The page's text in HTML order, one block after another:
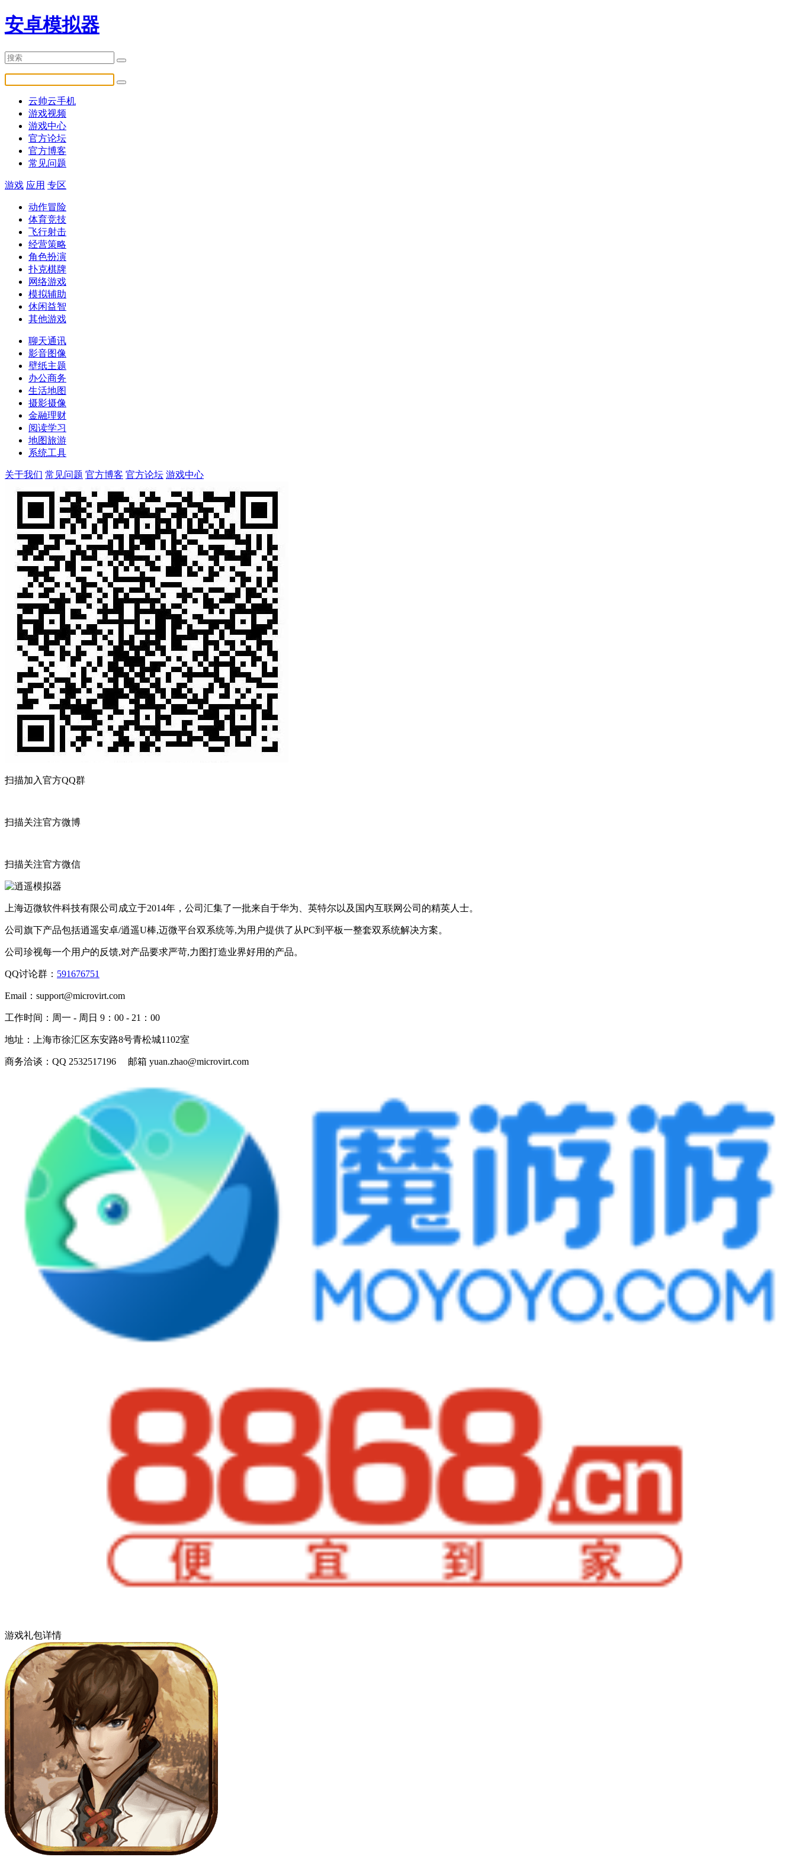
安卓模拟器
云帅云手机
游戏视频
游戏中心
官方论坛
官方博客
常见问题
游戏 应用 专区
动作冒险
体育竞技
飞行射击
经营策略
角色扮演
扑克棋牌
网络游戏
模拟辅助
休闲益智
其他游戏
聊天通讯
影音图像
壁纸主题
办公商务
生活地图
摄影摄像
金融理财
阅读学习
地图旅游
系统工具
关于我们 常见问题 官方博客 官方论坛 游戏中心
扫描加入官方QQ群
扫描关注官方微博
扫描关注官方微信
上海迈微软件科技有限公司成立于2014年，公司汇集了一批来自于华为、英特尔以及国内互联网公司的精英人士。
公司旗下产品包括逍遥安卓/逍遥U棒,迈微平台双系统等,为用户提供了从PC到平板一整套双系统解决方案。
公司珍视每一个用户的反馈,对产品要求严苛,力图打造业界好用的产品。
QQ讨论群： 591676751
Email： support@microvirt.com
工作时间： 周一 - 周日 9：00 - 21：00
地址： 上海市徐汇区东安路8号青松城1102室
商务洽谈： QQ 2532517196 邮箱 yuan.zhao@microvirt.com
游戏礼包详情